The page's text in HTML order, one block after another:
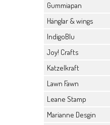
Gummiapan
Hänglar & wings
IndigoBlu
Joy! Crafts
Katzelkraft
Lawn Fawn
Leane Stamp
Marianne Desgin